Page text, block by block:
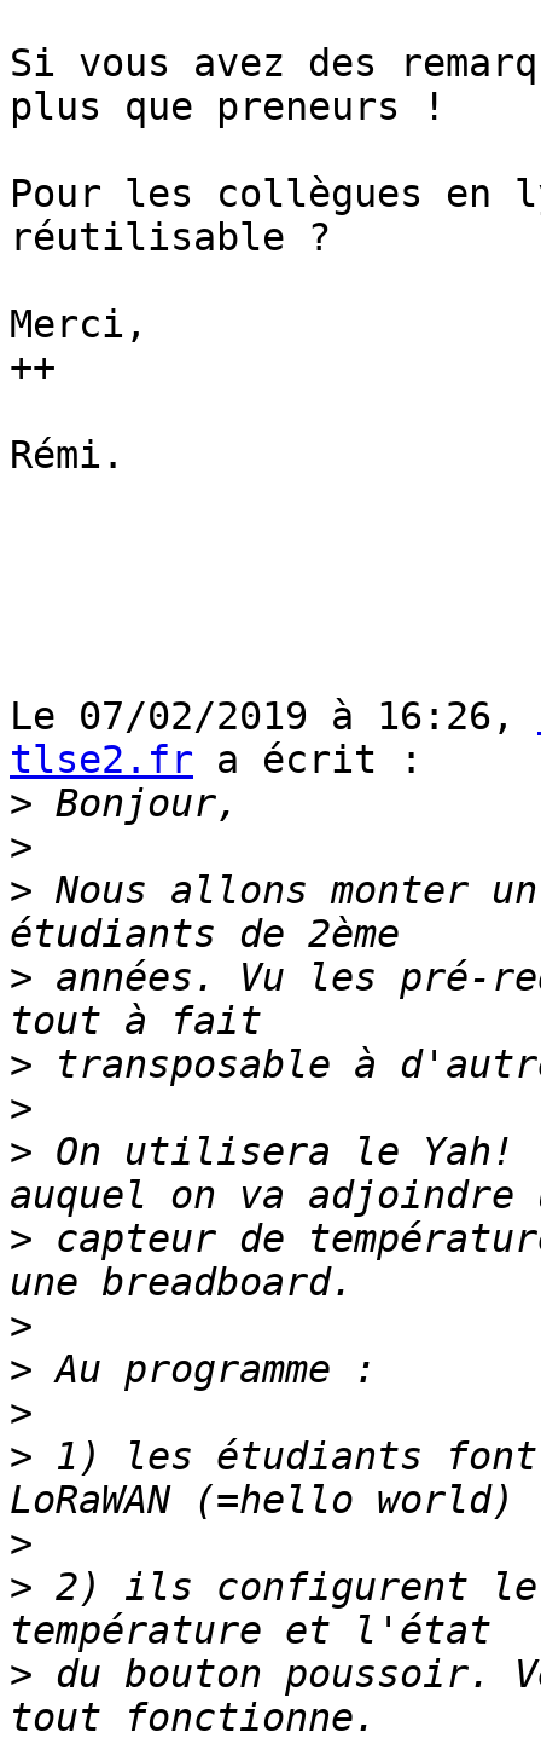
Si vous avez des
plus que preneurs !
Pour les collègues en
réutilisable ?
Merci,
++
Rémi.
Le 07/02/2019 à 16:26,
tlse2.fr a écrit :
>
>
> Nous allons monter
> années. Vu les pré-
>
>
> On utilisera le Yah!
> capteur de
>
>
>
> 1) les étudiants font
>
> 2) ils configurent le
> du bouton poussoir.